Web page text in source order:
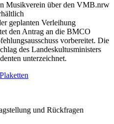
Musikverein über den VMB.nrw
geplanten Verleihung
den Antrag an die BMCO
vorbereitet. Die
des Landeskultusministers
unterzeichnet.
und Rückfragen